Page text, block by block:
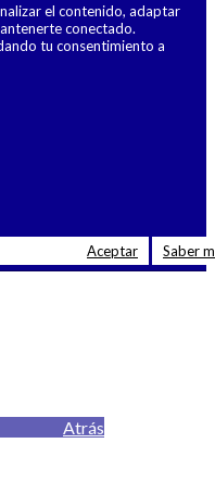
el contenido, adaptar
conectado.
tu consentimiento a
Aceptar Saber
Atrás